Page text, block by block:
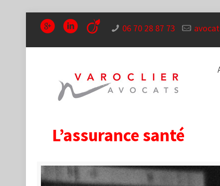
06 70 28 87 73
L’assurance santé